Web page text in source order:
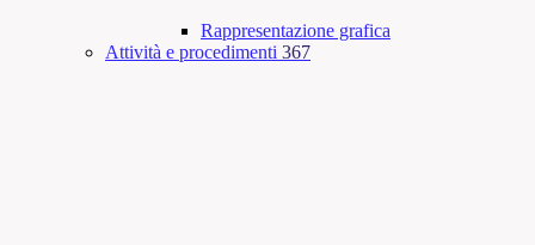
Rappresentazione grafica
Attività e procedimenti 367